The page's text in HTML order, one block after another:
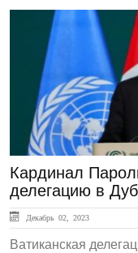
ЛЕНТА
Кардинал
делегацию в
Декабрь 02, 2023
Ватиканская